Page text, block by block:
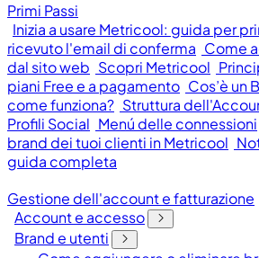
Primi Passi
Inizia a usare Metricool: guida per
ricevuto l'email di conferma Come
dal sito web Scopri Metricool
piani Free e a pagamento Cos’è un
come funziona? Struttura
Profili Social Menú delle connessioni
brand dei tuoi clienti in Metricool
guida completa
Gestione dell'account e fatturazione
Account e accesso
Brand e utenti